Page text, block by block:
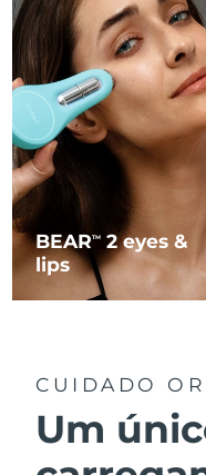
BEARTM
2 eyes &
lips
CUIDADO
Um